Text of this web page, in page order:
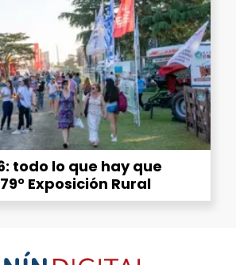
todo lo que hay que
Exposición Rural